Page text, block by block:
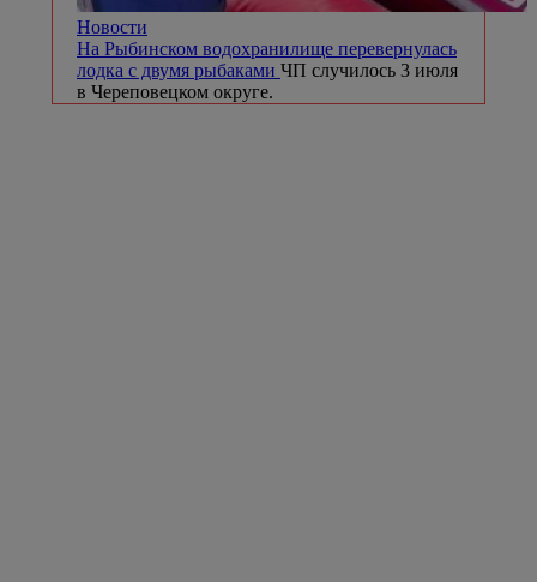
Новости
На Рыбинском водохранилище перевернулась
лодка с двумя рыбаками ЧП случилось 3 июля
в Череповецком округе.